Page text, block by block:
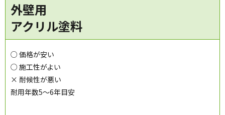
外壁用
アクリル塗料
○ 価格が安い
○ 施工性がよい
× 耐候性が悪い
耐用年数5～6年目安